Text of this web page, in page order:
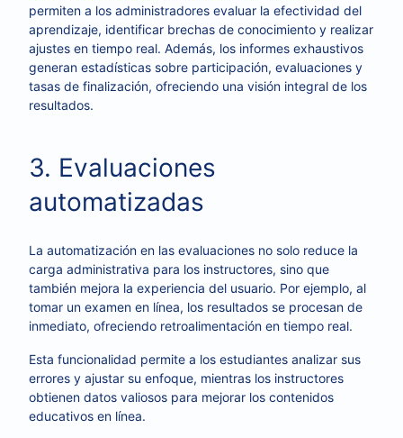
permiten a los administradores evaluar la efectividad del
aprendizaje, identificar brechas de conocimiento y realizar
ajustes en tiempo real. Además, los informes exhaustivos
generan estadísticas sobre participación, evaluaciones y
tasas de finalización, ofreciendo una visión integral de los
resultados.
3. Evaluaciones
automatizadas
La automatización en las evaluaciones no solo reduce la
carga administrativa para los instructores, sino que
también mejora la experiencia del usuario. Por ejemplo, al
tomar un examen en línea, los resultados se procesan de
inmediato, ofreciendo retroalimentación en tiempo real.
Esta funcionalidad permite a los estudiantes analizar sus
errores y ajustar su enfoque, mientras los instructores
obtienen datos valiosos para mejorar los contenidos
educativos en línea.